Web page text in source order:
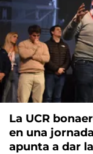
La UCR
en una
apunta a dar